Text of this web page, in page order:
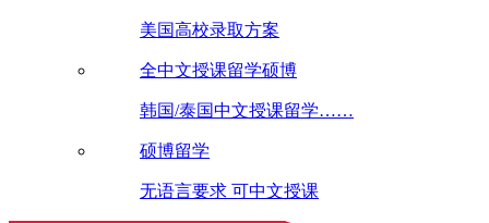
美国高校录取方案
全中文授课留学硕博
韩国/泰国中文授课留学……
硕博留学
无语言要求 可中文授课